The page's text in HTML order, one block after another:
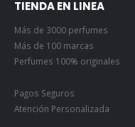
TIENDA EN LINEA
Más de 3000 perfumes
Más de 100 marcas
Perfumes 100% originales
Pagos Seguros
Atención Personalizada